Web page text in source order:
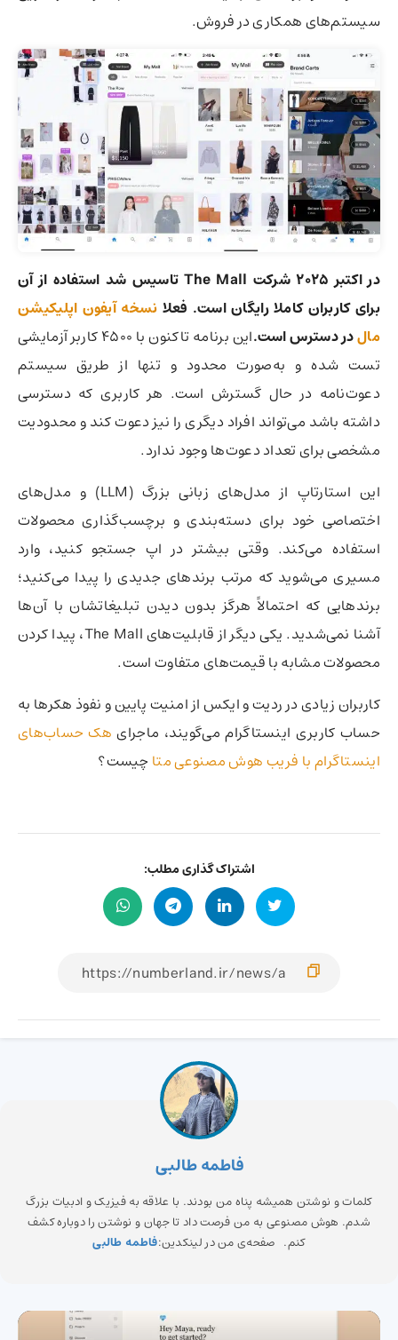
سیستم‌های همکاری در فروش.
در اکتبر ۲۰۲۵ شرکت The Mall تاسیس شد استفاده از آن
برای کاربران کاملا رایگان است. فعلا نسخه آیفون اپلیکیشن
مالدر دسترس است.
این برنامه تاکنون با ۴۵۰۰ کاربر آزمایشی
تست شده و به‌صورت محدود و تنها از طریق سیستم
دعوت‌نامه در حال گسترش است. هر کاربری که دسترسی
داشته باشد می‌تواند افراد دیگری را نیز دعوت کند و محدودیت
مشخصی برای تعداد دعوت‌ها وجود ندارد.
این استارتاپ از مدل‌های زبانی بزرگ (LLM) و مدل‌های
اختصاصی خود برای دسته‌بندی و برچسب‌گذاری محصولات
استفاده می‌کند. وقتی بیشتر در اپ جستجو کنید، وارد
مسیری می‌شوید که مرتب برندهای جدیدی را پیدا می‌کنید؛
برندهایی که احتمالاً هرگز بدون دیدن تبلیغاتشان با آن‌ها
آشنا نمی‌شدید. یکی دیگر از قابلیت‌های The Mall، پیدا کردن
محصولات مشابه با قیمت‌های متفاوت است.
کاربران زیادی در ردیت و ایکس از امنیت پایین و نفوذ هکرها به
حساب کاربری اینستاگرام می‌گویند، ماجرای هک حساب‌های
اینستاگرام با فریب هوش مصنوعی متا چیست؟
اشتراک گذاری مطلب:
فاطمه طالبی
کلمات و نوشتن همیشه پناه من بودند. با علاقه به فیزیک و ادبیات بزرگ
شدم. هوش مصنوعی به من فرصت داد تا جهان و نوشتن را دوباره کشف
کنم. صفحه‌ی من در لینکدین:فاطمه طالبی